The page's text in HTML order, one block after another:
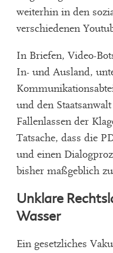
weiterhin in den
verschiedenen
In Briefen, Video-
In- und Ausland,
und den
Fallenlassen der
Tatsache, dass die
und einen
bisher maßgeblich
Unklare
Wasser
Ein gesetzliches